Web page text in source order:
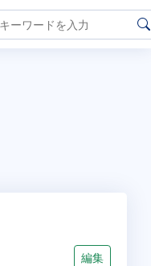
編集